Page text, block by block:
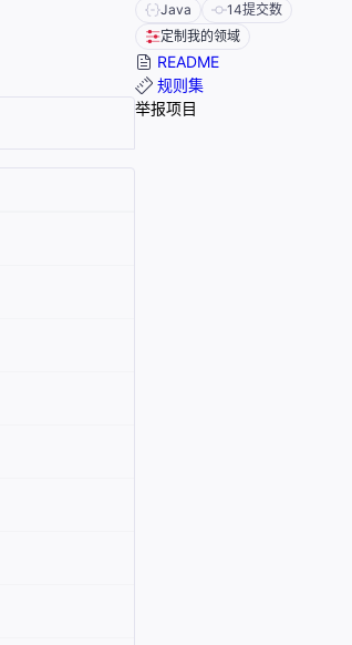
Java 14提交数
定制我的领域
README
规则集
举报项目